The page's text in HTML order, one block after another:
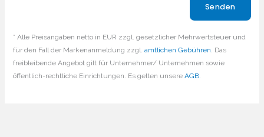
* Alle Preisangaben netto in EUR zzgl. gesetzlicher Mehrwertsteuer und
für den Fall der Markenanmeldung zzgl.amtlichen Gebühren. Das
freibleibende Angebot gilt für Unternehmer/ Unternehmen sowie
öffentlich-rechtliche Einrichtungen. Es gelten unsereAGB.